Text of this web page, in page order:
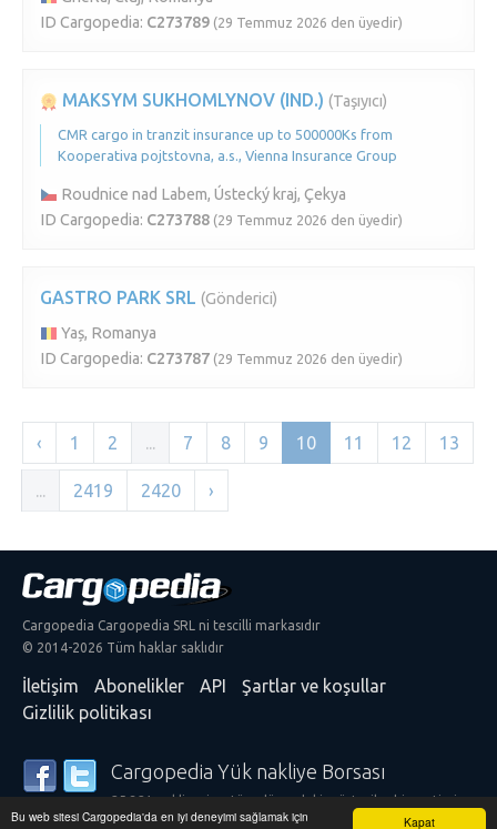
Kapat
Bu web sitesi Cargopedia'da en iyi deneyimi sağlamak için
ID Cargopedia: C273789 (29 Temmuz 2026 den üyedir)
MAKSYM SUKHOMLYNOV (IND.) (Taşıyıcı)
CMR cargo in tranzit insurance up to 500000Ks from
Kooperativa pojtstovna, a.s., Vienna Insurance Group
Roudnice nad Labem, Ústecký kraj, Çekya
ID Cargopedia: C273788 (29 Temmuz 2026 den üyedir)
GASTRO PARK SRL (Gönderici)
Yaș, Romanya
ID Cargopedia: C273787 (29 Temmuz 2026 den üyedir)
‹ 1 2 ... 7 8 9 10 11 12 13
... 2419 2420 ›
Cargopedia Cargopedia SRL ni tescilli markasıdır
© 2014-2026 Tüm haklar saklıdır
İletişim Abonelikler API
Şartlar ve koşullar
Gizlilik politikası
Cargopedia Yük nakliye Borsası
25.321 nakliyeci ve tüm dünyadaki müşteriler hizmetimize
güveniyorlar